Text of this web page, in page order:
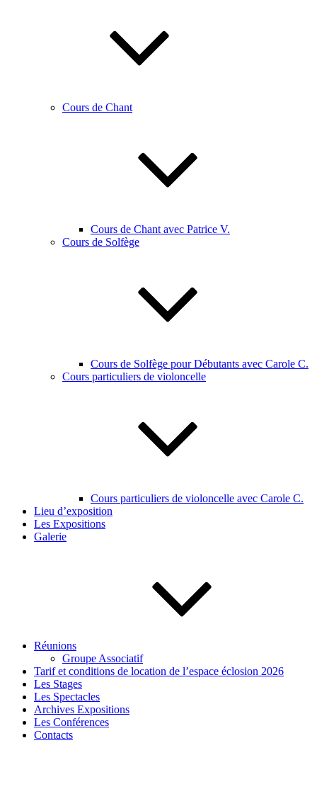
Cours de Chant
Cours de Chant avec Patrice V.
Cours de Solfège
Cours de Solfège pour Débutants avec Carole C.
Cours particuliers de violoncelle
Cours particuliers de violoncelle avec Carole C.
Lieu d’exposition
Les Expositions
Galerie
Réunions
Groupe Associatif
Tarif et conditions de location de l’espace éclosion 2026
Les Stages
Les Spectacles
Archives Expositions
Les Conférences
Contacts